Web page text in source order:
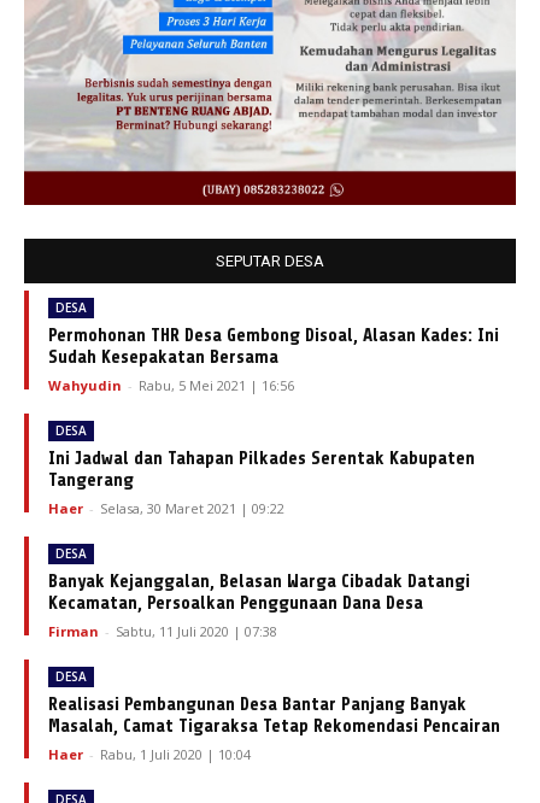
SEPUTAR DESA
DESA
Permohonan THR Desa Gembong Disoal, Alasan Kades: Ini
Sudah Kesepakatan Bersama
Wahyudin - Rabu, 5 Mei 2021 | 16:56
DESA
Ini Jadwal dan Tahapan Pilkades Serentak Kabupaten
Tangerang
Haer - Selasa, 30 Maret 2021 | 09:22
DESA
Banyak Kejanggalan, Belasan Warga Cibadak Datangi
Kecamatan, Persoalkan Penggunaan Dana Desa
Firman - Sabtu, 11 Juli 2020 | 07:38
DESA
Realisasi Pembangunan Desa Bantar Panjang Banyak
Masalah, Camat Tigaraksa Tetap Rekomendasi Pencairan
Haer - Rabu, 1 Juli 2020 | 10:04
DESA